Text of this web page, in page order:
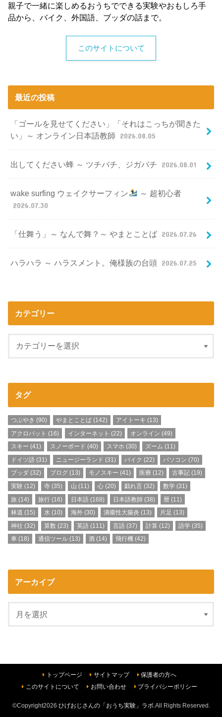
親子で一緒に楽しめるおうちでできる実験やおもしろ手
品から、バイク、外国語、ブッダの話まで。
このサイトについて
最近の投稿
「ゴールを見せてください」「それはこっちが聞きた
い」～ オンライン日本語教師
2026.08.05
出してください蜂 ～ ツチバチ、ジガバチ 2026.08.01
wake surfing ウェイクサーフィン
～ 超初心者
2026.07.30
「仕舞う」～ なんで舞？～ やまとことば 2026.07.26
ハラハラ ～ ハラスメント。俺様族の台頭 2026.07.25
カテゴリー
タグ
つぶやき (90) やまとことば(142) アイトーキ (13)
アクロバット (16) インターネット (22) オンライン (49)
スキー (41) スノーボード (40) スマホ (30) ズーム (11)
ドイツ語 (31) ニュージーランド (31) バイク (22) パソコン (70)
ブッダ (32) ブログ(13) モノスキー (41) 医療 (12) 古事記 (19)
実験 (12) 寺(35) 山 (11) 心 (20) 戯れ言 (32) 数学 (31)
旅 (14) 旅行(16) 日本語 (168) 日本語教師 (38) 暦 (11)
林道 (15) 水 (10) 海外(30) 潰瘍性大腸炎 (13) 片足 (13)
神社 (32) 算数 (23) 英語 (111) 言語 (37) 計算 (12) 語学 (35)
車 (18) 通信ツール(13) 酒(14) 飛行機 (42)
アーカイブ
トップページ サイトマップ
保護者の方へ
このサイトについて
お問い合わせ プライバシーポリシー
©Copyright2026 ひげおじさんの「おうち実験」ラボ .All Rights Reserved.